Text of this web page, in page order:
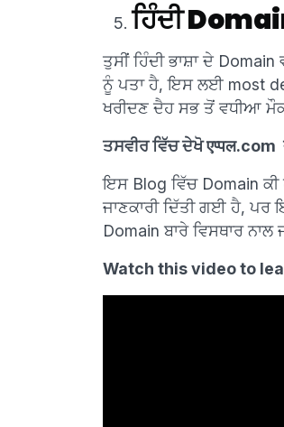
ਹਿੰਦੀ
ਤੁਸੀਂ ਹਿੰਦੀ ਭਾਸ਼ਾ ਦੇ
ਨੂੰ ਪਤਾ ਹੈ, ਇਸ ਲਈ most
ਖਰੀਦਣ ਦੈਹ ਸਭ ਤੋਂ ਵਧੀਆ
ਤਸਵੀਰ ਵਿੱਚ ਦੇਖੋ एप्पल.com
ਇਸ Blog ਵਿੱਚ Domain ਕੀ
ਜਾਣਕਾਰੀ ਦਿੱਤੀ ਗਈ ਹੈ, ਪਰ
Domain ਬਾਰੇ ਵਿਸਥਾਰ
Watch this video to